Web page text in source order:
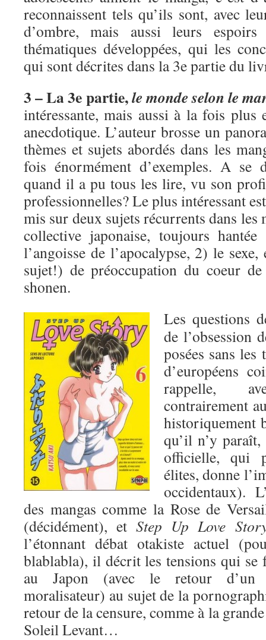
reconnaissent tels qu’ils sont, avec
d’ombre, mais aussi leurs
thématiques développées, qui les
qui sont décrites dans la 3e partie du
3 – La 3e partie,le monde selon le
intéressante, mais aussi à la fois plus
anecdotique. L’auteur brosse un
thèmes et sujets abordés dans les
fois énormément d’exemples. A se
quand il a pu tous les lire, vu son
professionnelles? Le plus intéressant
mis sur deux sujets récurrents dans les
collective japonaise, toujours
l’angoisse de l’apocalypse, 2) le
sujet!) de préoccupation du coeur
shonen.
Les questions
de l’obsession
posées sans
d’européens
rappelle,
contrairement
historiquement
qu’il n’y
officielle, qui
élites, donne
occidentaux).
des mangas comme la Rose de
(décidément), etStep Up Love
l’étonnant débat otakiste actuel
blablabla), il décrit les tensions qui
au Japon (avec le retour d’un
moralisateur) au sujet de la
retour de la censure, comme à la
Soleil Levant…